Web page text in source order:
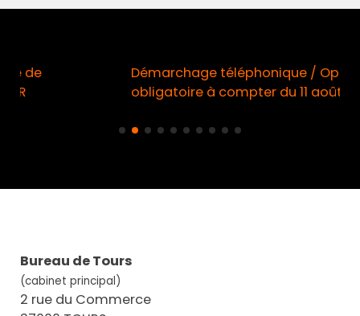
Démarchage téléphonique / Opt-in
obligatoire à compter du 11 août
Bureau de Tours
(cabinet principal)
2 rue du Commerce